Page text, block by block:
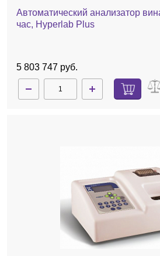
Автоматический анализатор
час, Hyperlab Plus
5 803 747 руб.